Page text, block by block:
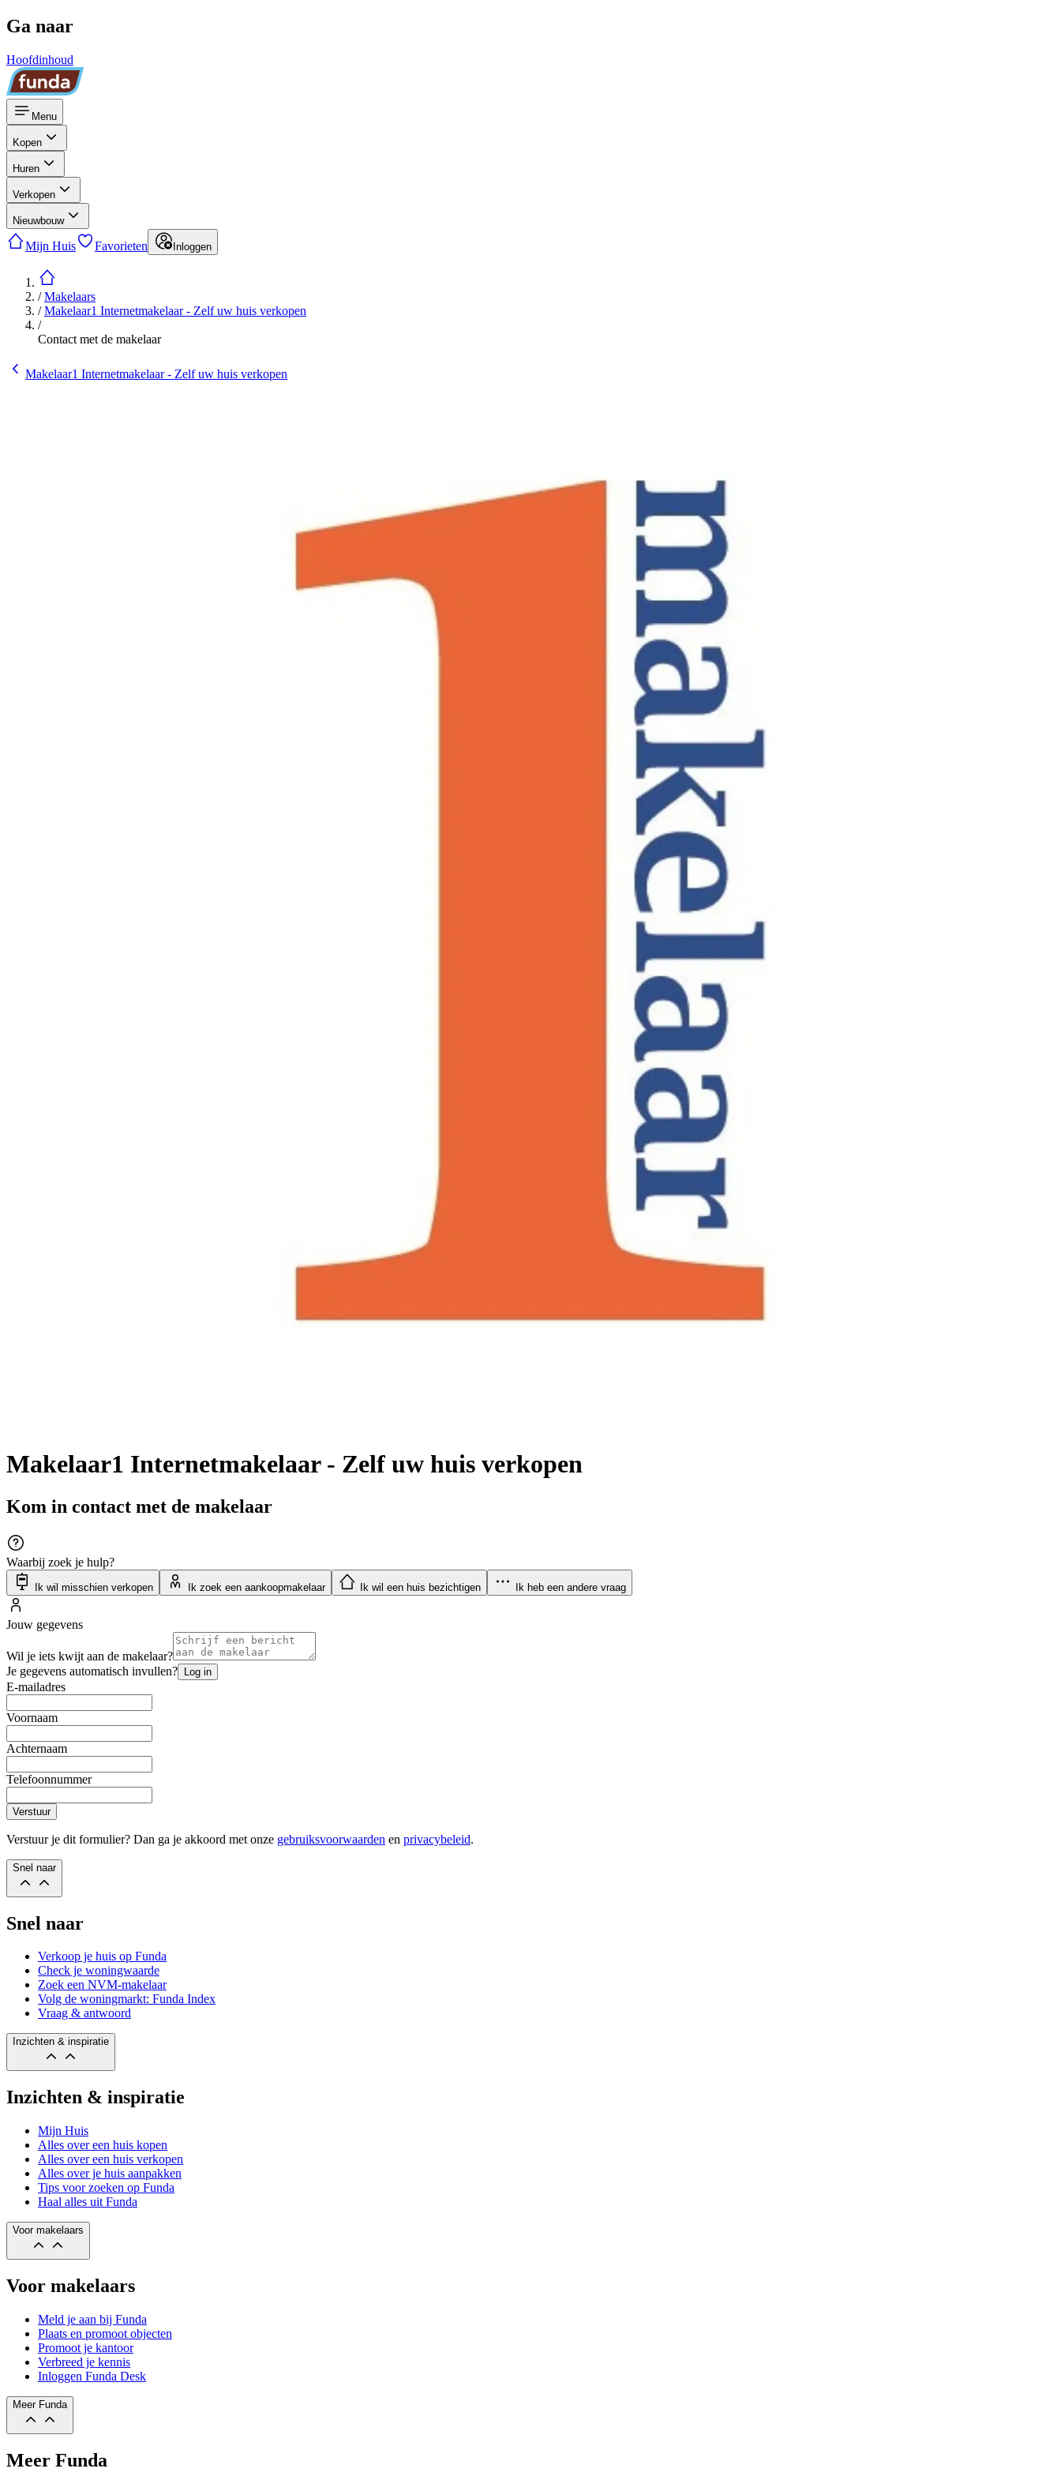
Ga naar
Hoofdinhoud
Menu
Kopen
Huren
Verkopen
Nieuwbouw
Mijn Huis Favorieten Inloggen
/Makelaars
/Makelaar1 Internetmakelaar - Zelf uw huis verkopen
/
Contact met de makelaar
Makelaar1 Internetmakelaar - Zelf uw huis verkopen
Makelaar1 Internetmakelaar - Zelf uw huis verkopen
Kom in contact met de makelaar
Waarbij zoek je hulp?
Ik wil misschien verkopen Ik zoek een aankoopmakelaar Ik wil een huis bezichtigen Ik heb een andere vraag
Jouw gegevens
Wil je iets kwijt aan de makelaar?
Je gegevens automatisch invullen? Log in
E-mailadres
Voornaam
Achternaam
Telefoonnummer
Verstuur
Verstuur je dit formulier? Dan ga je akkoord met onze gebruiksvoorwaarden en privacybeleid.
Snel naar
Snel naar
Verkoop je huis op Funda
Check je woningwaarde
Zoek een NVM-makelaar
Volg de woningmarkt: Funda Index
Vraag & antwoord
Inzichten & inspiratie
Inzichten & inspiratie
Mijn Huis
Alles over een huis kopen
Alles over een huis verkopen
Alles over je huis aanpakken
Tips voor zoeken op Funda
Haal alles uit Funda
Voor makelaars
Voor makelaars
Meld je aan bij Funda
Plaats en promoot objecten
Promoot je kantoor
Verbreed je kennis
Inloggen Funda Desk
Meer Funda
Meer Funda